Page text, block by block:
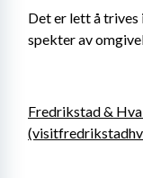
Det er lett å
spekter av
Fredrikstad &